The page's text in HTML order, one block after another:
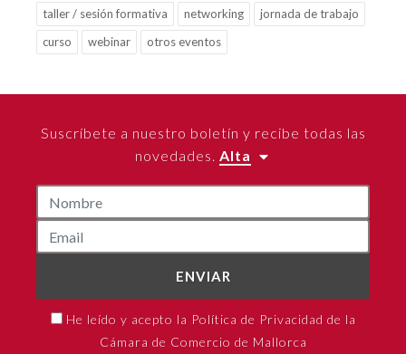
taller / sesión formativa
networking
jornada de trabajo
curso
webinar otros eventos
Suscríbete a nuestro boletín y recibe todas las
novedades. Alta
ENVIAR
He leído y acepto la Política de Privacidad de la
Cámara de Comercio de Mallorca